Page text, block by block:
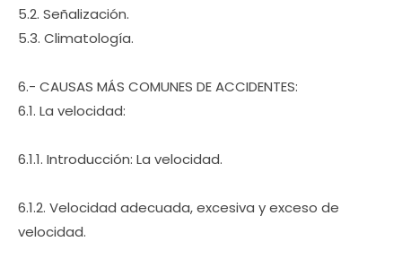
5.2. Señalización.
5.3. Climatología.
6.- CAUSAS MÁS COMUNES DE ACCIDENTES:
6.1. La velocidad:
6.1.1. Introducción: La velocidad.
6.1.2. Velocidad adecuada, excesiva y exceso de
velocidad.